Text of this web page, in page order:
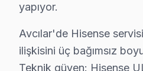
Avcılar'da Hisense
yapıyor.
Avcılar'de Hisense
ilişkisini üç bağımsız
Teknik güven: Hisense